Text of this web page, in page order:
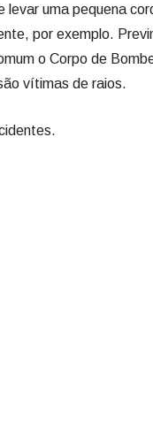
levar uma pequena
por exemplo.
o Corpo de
vítimas de raios.